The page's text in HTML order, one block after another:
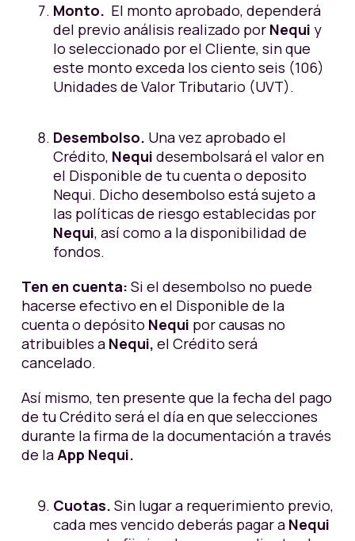
Monto. El monto aprobado, dependerá
del previo análisis realizado por Nequi y
lo seleccionado por el Cliente, sin que
este monto exceda los ciento seis (106)
Unidades de Valor Tributario (UVT).
Desembolso. Una vez aprobado el
Crédito, Nequi desembolsará el valor en
el Disponible de tu cuenta o deposito
Nequi. Dicho desembolso está sujeto a
las políticas de riesgo establecidas por
Nequi, así como a la disponibilidad de
fondos.
Ten en cuenta: Si el desembolso no puede
hacerse efectivo en el Disponible de la
cuenta o depósito Nequi por causas no
atribuibles aNequi, el Crédito será
cancelado.
Así mismo, ten presente que la fecha del pago
de tu Crédito será el día en que selecciones
durante la firma de la documentación a través
de laApp Nequi.
Cuotas. Sin lugar a requerimiento previo,
cada mes vencido deberás pagar a Nequi